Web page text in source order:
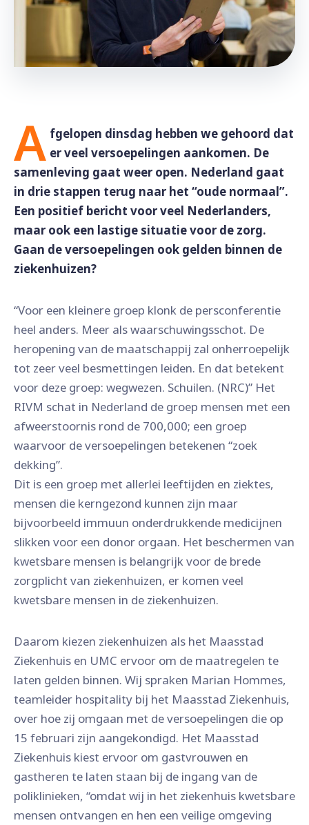
A fgelopen dinsdag hebben we gehoord dat
er veel versoepelingen aankomen. De
samenleving gaat weer open. Nederland gaat
in drie stappen terug naar het “oude normaal”.
Een positief bericht voor veel Nederlanders,
maar ook een lastige situatie voor de zorg.
Gaan de versoepelingen ook gelden binnen de
ziekenhuizen?
“Voor een kleinere groep klonk de persconferentie
heel anders. Meer als waarschuwingsschot. De
heropening van de maatschappij zal onherroepelijk
tot zeer veel besmettingen leiden. En dat betekent
voor deze groep: wegwezen. Schuilen. (NRC)” Het
RIVM schat in Nederland de groep mensen met een
afweerstoornis rond de 700,000; een groep
waarvoor de versoepelingen betekenen “zoek
dekking”.
Dit is een groep met allerlei leeftijden en ziektes,
mensen die kerngezond kunnen zijn maar
bijvoorbeeld immuun onderdrukkende medicijnen
slikken voor een donor orgaan. Het beschermen van
kwetsbare mensen is belangrijk voor de brede
zorgplicht van ziekenhuizen, er komen veel
kwetsbare mensen in de ziekenhuizen.
Daarom kiezen ziekenhuizen als het Maasstad
Ziekenhuis en UMC ervoor om de maatregelen te
laten gelden binnen. Wij spraken Marian Hommes,
teamleider hospitality bij het Maasstad Ziekenhuis,
over hoe zij omgaan met de versoepelingen die op
15 februari zijn aangekondigd. Het Maasstad
Ziekenhuis kiest ervoor om gastvrouwen en
gastheren te laten staan bij de ingang van de
poliklinieken, “omdat wij in het ziekenhuis kwetsbare
mensen ontvangen en hen een veilige omgeving